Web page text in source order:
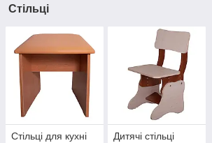
Стільці
Стільці для кухні Дитячі стільці